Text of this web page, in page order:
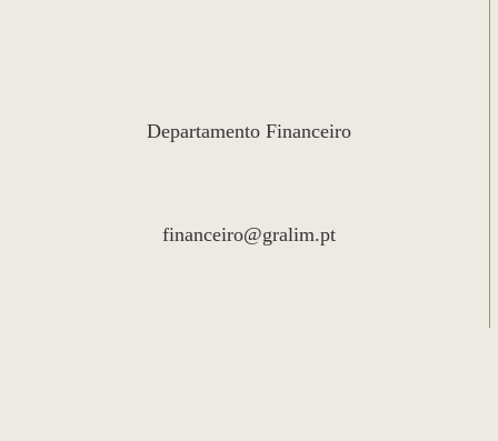
Departamento Financeiro
financeiro@gralim.pt